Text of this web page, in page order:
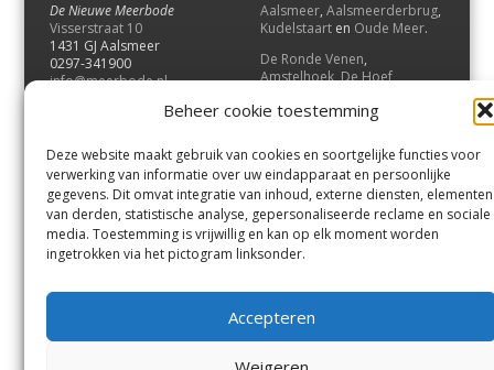
Beheer cookie toestemming
Deze website maakt gebruik van cookies en soortgelijke functies voor
verwerking van informatie over uw eindapparaat en persoonlijke
gegevens. Dit omvat integratie van inhoud, externe diensten, elementen
van derden, statistische analyse, gepersonaliseerde reclame en sociale
media. Toestemming is vrijwillig en kan op elk moment worden
ingetrokken via het pictogram linksonder.
Accepteren
De Nieuwe Meerbode
Visserstraat 10
1431 GJ Aalsmeer
0297-341900
info@meerbode.nl
Aalsmeer, Aalsmeerderbrug,
Kudelstaart en Oude Meer.
De Ronde Venen,
Amstelhoek,De Hoef,
Vrouwenakker,Waverveen
UithoornenDe Kwakel.
Contact
Andere uitgaven
Bezorgklacht
Vacatures
Voorwaarden
Privacyverklaring